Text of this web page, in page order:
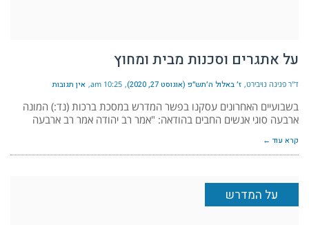
על אתגרים וסכנות מבית ומחוץ
ד"ר פנינה נויבירט ז׳ באלול ה׳תש״פ (אוגוסט 27, 2020) 10:25 am אין תגובות
בשבועיים האחרונים עסקנו בפשר המדרש במסכת ברכות (נד:) המונה
ארבעה סוגי אנשים החבים בהודאה: "אמר רב יהודה אמר רב ארבעה
קרא עוד ←
על המדרש